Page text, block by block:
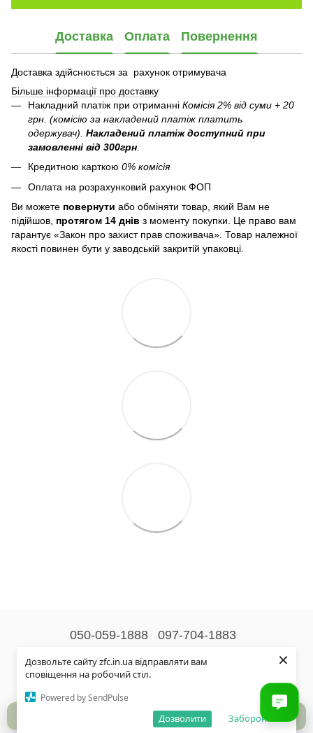
Дозвольте сайту zfc.in.ua відправляти вам
сповіщення на робочий стіл.
Powered by SendPulse
Заборонити
Дозволити
×
Доставка Оплата Повернення
Доставка здійснюється за рахунок отримувача
Більше інформації про доставку
Накладний платіж при отриманні Комісія 2% від суми + 20
грн. (комісію за накладений платіж платить
одержувач). Накладений платіж доступний при
замовленні від 300грн
Кредитною карткою 0% комісія
Оплата на розрахунковий рахунок ФОП
Ви можете повернути або обміняти товар, який Вам не
підійшов, протягом 14 днів з моменту покупки. Це право вам
гарантує «Закон про захист прав споживача». Товар належної
якості повинен бути у заводській закритій упаковці.
050-059-1888 097-704-1883
Контактна інформація
© 2026